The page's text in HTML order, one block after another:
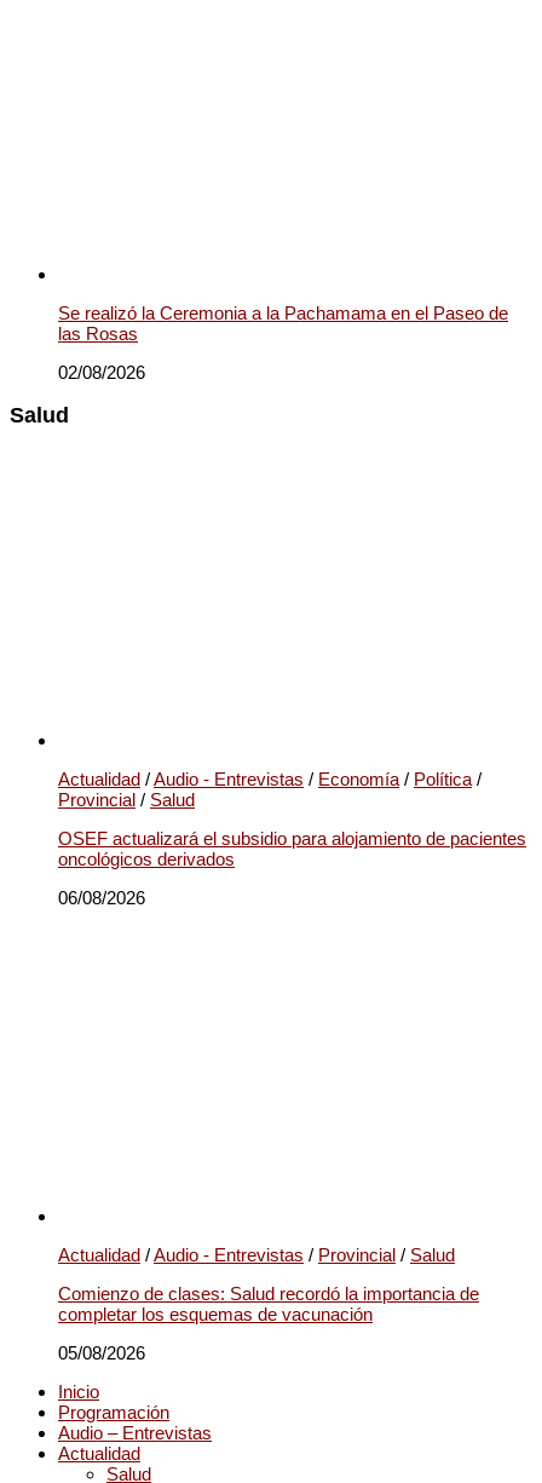
Se realizó la Ceremonia a la Pachamama en el Paseo de
las Rosas
02/08/2026
Salud
Actualidad /Audio - Entrevistas / Economía / Política /
Provincial / Salud
OSEF actualizará el subsidio para alojamiento de pacientes
oncológicos derivados
06/08/2026
Actualidad /Audio - Entrevistas / Provincial / Salud
Comienzo de clases: Salud recordó la importancia de
completar los esquemas de vacunación
05/08/2026
Inicio
Programación
Audio – Entrevistas
Actualidad
Salud